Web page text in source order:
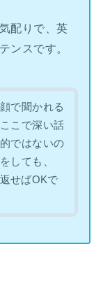
配りで、英
ンスです。
で聞かれる
こで深い話
ではないの
しても、
せばOKで